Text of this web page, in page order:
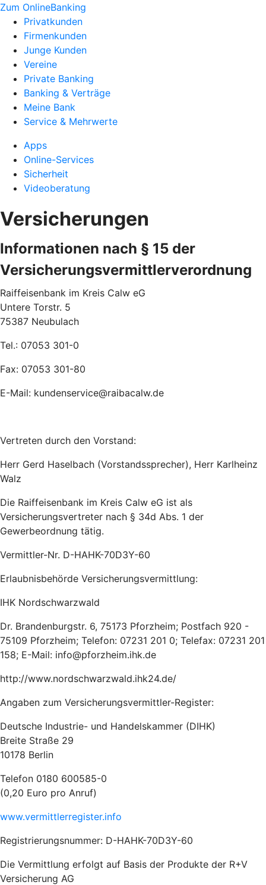
Zum OnlineBanking
Privatkunden
Firmenkunden
Junge Kunden
Vereine
Private Banking
Banking & Verträge
Meine Bank
Service & Mehrwerte
Apps
Online-Services
Sicherheit
Videoberatung
Versicherungen
Informationen nach § 15 der
Versicherungsvermittlerverordnung
Raiffeisenbank im Kreis Calw eG
Untere Torstr. 5
75387 Neubulach
Tel.: 07053 301-0
Fax: 07053 301-80
E-Mail: kundenservice@raibacalw.de
Vertreten durch den Vorstand:
Herr Gerd Haselbach (Vorstandssprecher), Herr Karlheinz
Walz
Die Raiffeisenbank im Kreis Calw eG ist als
Versicherungsvertreter nach § 34d Abs. 1 der
Gewerbeordnung tätig.
Vermittler-Nr. D-HAHK-70D3Y-60
Erlaubnisbehörde Versicherungsvermittlung:
IHK Nordschwarzwald
Dr. Brandenburgstr. 6, 75173 Pforzheim; Postfach 920 -
75109 Pforzheim; Telefon: 07231 201 0; Telefax: 07231 201
158; E-Mail: info@pforzheim.ihk.de
http://www.nordschwarzwald.ihk24.de/
Angaben zum Versicherungsvermittler-Register:
Deutsche Industrie- und Handelskammer (DIHK)
Breite Straße 29
10178 Berlin
Telefon 0180 600585-0
(0,20 Euro pro Anruf)
www.vermittlerregister.info
Registrierungsnummer: D-HAHK-70D3Y-60
Die Vermittlung erfolgt auf Basis der Produkte der R+V
Versicherung AG